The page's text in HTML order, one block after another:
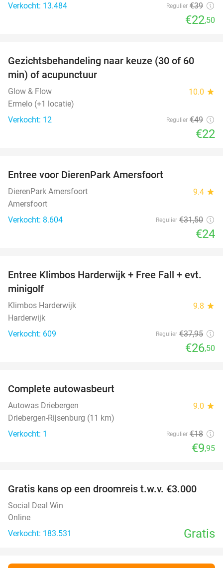
Verkocht: 13.484
Regulier €39
€22,50
55%
TODAY
Gezichtsbehandeling naar keuze (30 of 60
min) of acupunctuur
Glow & Flow 10.0 star
Ermelo (+1 locatie)
Verkocht: 12
Regulier €49
€22
Entree voor DierenPark Amersfoort
DierenPark Amersfoort 9.4 star
Amersfoort
Verkocht: 8.604
Regulier €31,50
€24
30%
Entree Klimbos Harderwijk + Free Fall + evt.
minigolf
Klimbos Harderwijk 9.8 star
Harderwijk
Verkocht: 609
Regulier €37,95
€26,50
NEW
TODAY
Complete autowasbeurt
Autowas Driebergen 9.0 star
Driebergen-Rijsenburg (11 km)
Verkocht: 1
Regulier €18
€9,95
Gratis kans op een droomreis t.w.v. €3.000
Social Deal Win
Online
Verkocht: 183.531
Gratis